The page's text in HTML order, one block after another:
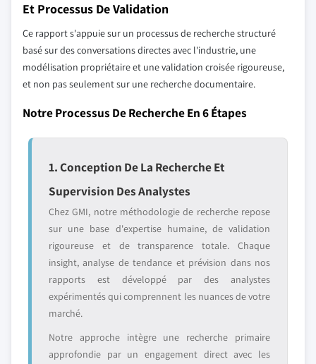
Et Processus De Validation
Ce rapport s'appuie sur un processus de recherche structuré
basé sur des conversations directes avec l'industrie, une
modélisation propriétaire et une validation croisée rigoureuse,
et non pas seulement sur une recherche documentaire.
Notre Processus De Recherche En 6 Étapes
1. Conception De La Recherche Et
Supervision Des Analystes
Chez GMI, notre méthodologie de recherche repose
sur une base d'expertise humaine, de validation
rigoureuse et de transparence totale. Chaque
insight, analyse de tendance et prévision dans nos
rapports est développé par des analystes
expérimentés qui comprennent les nuances de votre
marché.
Notre approche intègre une recherche primaire
approfondie par un engagement direct avec les